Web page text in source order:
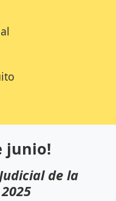
junio!
de la